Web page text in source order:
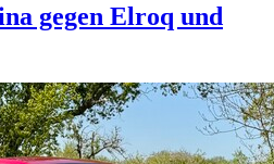
gegen Elroq und